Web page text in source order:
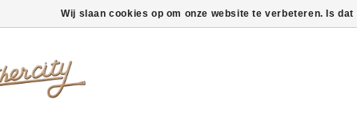
Wij slaan cookies op om onze website te verbeteren. Is dat